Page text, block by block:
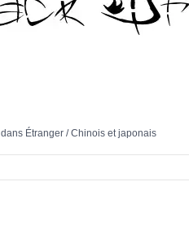
dans Étranger /Chinois et japonais